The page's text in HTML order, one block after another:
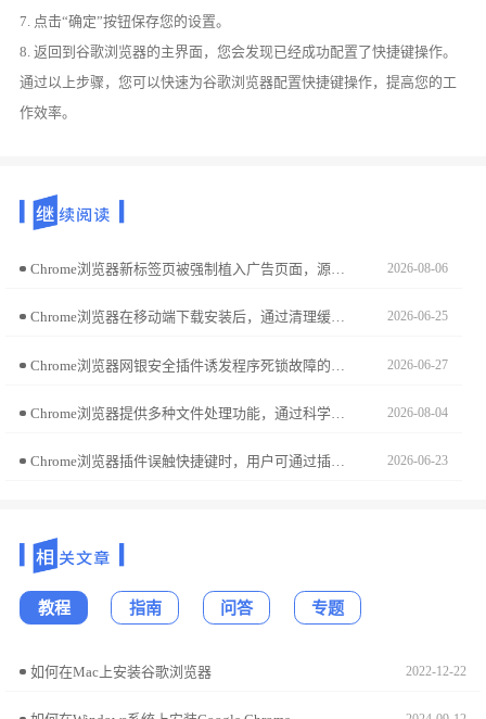
7. 点击“确定”按钮保存您的设置。
8. 返回到谷歌浏览器的主界面，您会发现已经成功配置了快捷键操作。
通过以上步骤，您可以快速为谷歌浏览器配置快捷键操作，提高您的工
作效率。
Chrome浏览器新标签页被强制植入广告页面，源于底层配置被植入恶意脚本。本文拆解劫持诱因，并提供环境参数一键复原方案，帮您重获自主可控的标签页交互空间。 2026-08-06
Chrome浏览器在移动端下载安装后，通过清理缓存和优化存储管理，可以提升网页加载速度和浏览器性能，让操作更顺畅。 2026-06-25
2026-06-27
Chrome浏览器提供多种文件处理功能，通过科学操作方法和优化技巧，用户可以显著提高文件管理效率，节省操作时间并优化日常工作流程。 2026-08-04
Chrome浏览器插件误触快捷键时，用户可通过插件管理页自定义快捷键设置，避免与浏览器快捷键冲突。 2026-06-23
教程 指南 问答 专题
如何在Mac上安装谷歌浏览器 2022-12-22